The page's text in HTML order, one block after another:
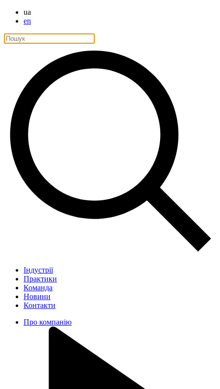
ua
en
Індустрії
Практики
Команда
Новини
Контакти
Про компанію